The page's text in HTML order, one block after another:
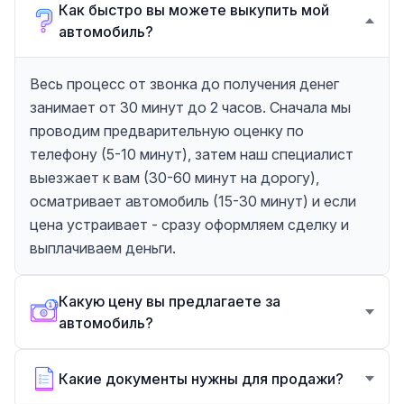
Как быстро вы можете выкупить мой
автомобиль?
Весь процесс от звонка до получения денег
занимает от 30 минут до 2 часов. Сначала мы
проводим предварительную оценку по
телефону (5-10 минут), затем наш специалист
выезжает к вам (30-60 минут на дорогу),
осматривает автомобиль (15-30 минут) и если
цена устраивает - сразу оформляем сделку и
выплачиваем деньги.
Какую цену вы предлагаете за
автомобиль?
Какие документы нужны для продажи?